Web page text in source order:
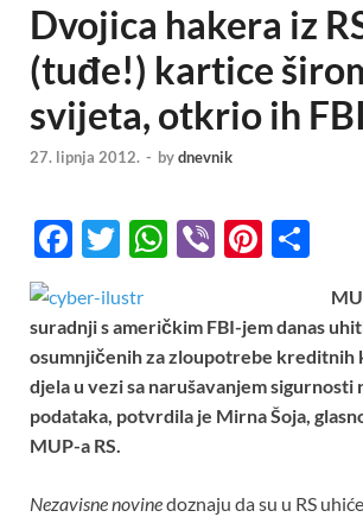
Dvojica hakera iz
(tuđe!) kartice
svijeta, otkrio ih FBI
27. lipnja 2012. - bydnevnik
F
e
b
o
o
k
T
itt
er
W
at
s
A
p
Vi
er
Pi
er
es
t
ar
e
suradnji s američkim FBI-jem danas
osumnjičenih za zloupotrebe kreditnih
djela u vezi sa narušavanjem
podataka, potvrdila je Mirna Šoja,
MUP-a RS.
Nezavisne novinedoznaju da su u RS